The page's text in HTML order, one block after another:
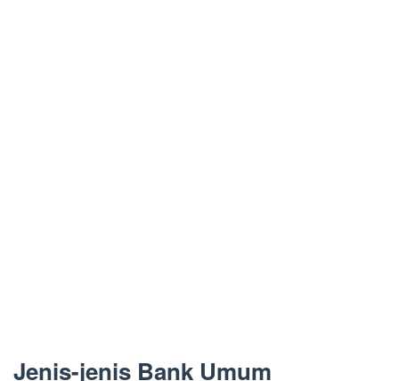
Jenis-jenis Bank Umum